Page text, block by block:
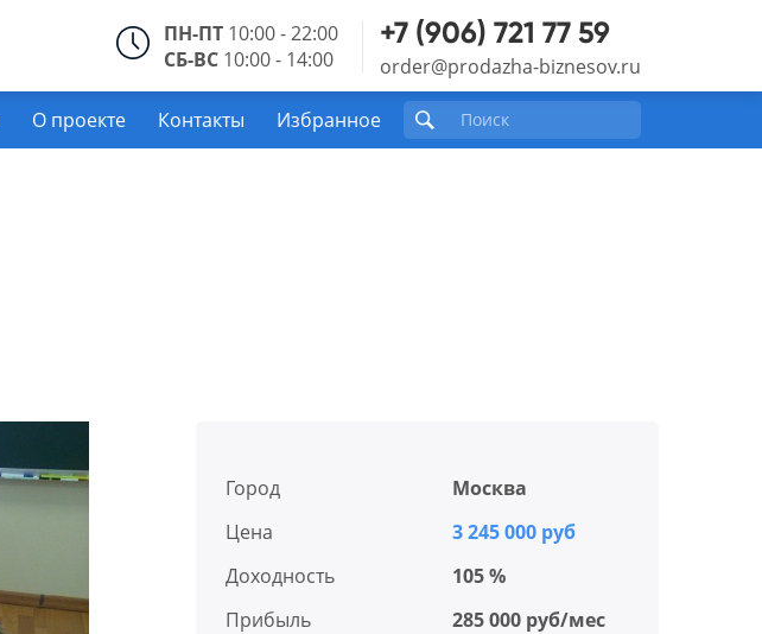
ПН-ПТ 10:00 - 22:00
СБ-ВС 10:00 - 14:00
+7 (906) 721 77 59
order@prodazha-biznesov.ru
О проекте Контакты Избранное
Город
Москва
Цена
3 245 000 руб
Доходность
105 %
Прибыль
285 000 руб/мес